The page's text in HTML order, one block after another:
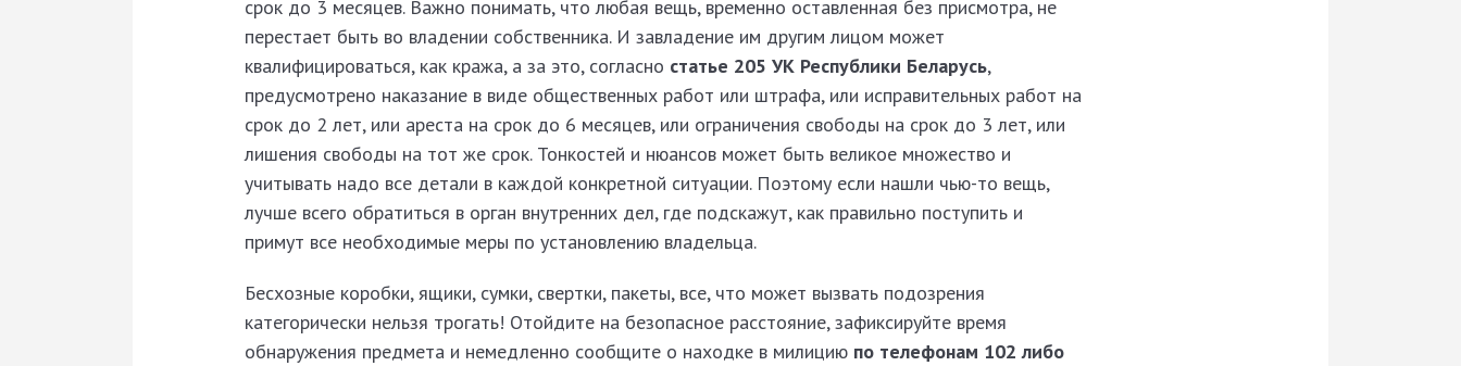
срок до 3 месяцев. Важно понимать, что любая вещь, временно оставленная без присмотра, не
перестает быть во владении собственника. И завладение им другим лицом может
квалифицироваться, как кража, а за это, согласно статье 205 УК Республики Беларусь,
предусмотрено наказание в виде общественных работ или штрафа, или исправительных работ на
срок до 2 лет, или ареста на срок до 6 месяцев, или ограничения свободы на срок до 3 лет, или
лишения свободы на тот же срок. Тонкостей и нюансов может быть великое множество и
учитывать надо все детали в каждой конкретной ситуации. Поэтому если нашли чью-то вещь,
лучше всего обратиться в орган внутренних дел, где подскажут, как правильно поступить и
примут все необходимые меры по установлению владельца.
Бесхозные коробки, ящики, сумки, свертки, пакеты, все, что может вызвать подозрения
категорически нельзя трогать! Отойдите на безопасное расстояние, зафиксируйте время
обнаружения предмета и немедленно сообщите о находке в милицию по телефонам 102 либо